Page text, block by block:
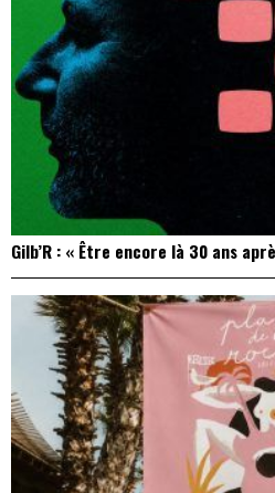
Gilb’R : « Être encore là 30 ans